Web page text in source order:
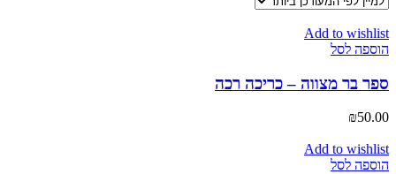
Add to wishlist
הוספה לסל
ספר בר מצווה – כריכה רכה
₪50.00
Add to wishlist
הוספה לסל